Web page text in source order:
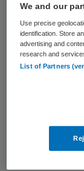
Hurkens is
bestuur
Zeeuws-
en
en
relaties.
We and our
Use precise
identification. Store
advertising and
research and
List of Partners